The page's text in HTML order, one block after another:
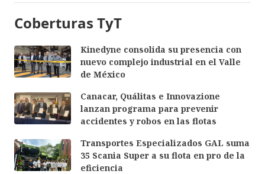
Coberturas TyT
Kinedyne consolida su presencia con
nuevo complejo industrial en el Valle
de México
Canacar, Quálitas e Innovazione
lanzan programa para prevenir
accidentes y robos en las flotas
Transportes Especializados GAL suma
35 Scania Super a su flota en pro de la
eficiencia